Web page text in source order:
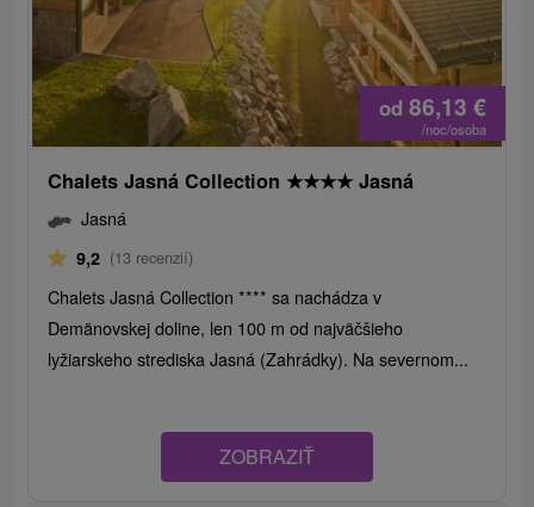
od 86,13 €
/noc/osoba
Chalets Jasná Collection ★★★★ Jasná
Jasná
9,2 (13 recenzií)
Chalets Jasná Collection **** sa nachádza v
Demänovskej doline, len 100 m od najväčšieho
lyžiarskeho strediska Jasná (Zahrádky). Na severnom...
ZOBRAZIŤ